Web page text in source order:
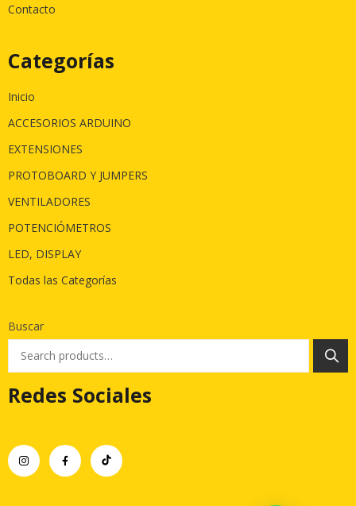
Contacto
Categorías
Inicio
ACCESORIOS ARDUINO
EXTENSIONES
PROTOBOARD Y JUMPERS
VENTILADORES
POTENCIÓMETROS
LED, DISPLAY
Todas las Categorías
Buscar
Redes Sociales